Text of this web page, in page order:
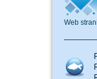
Web